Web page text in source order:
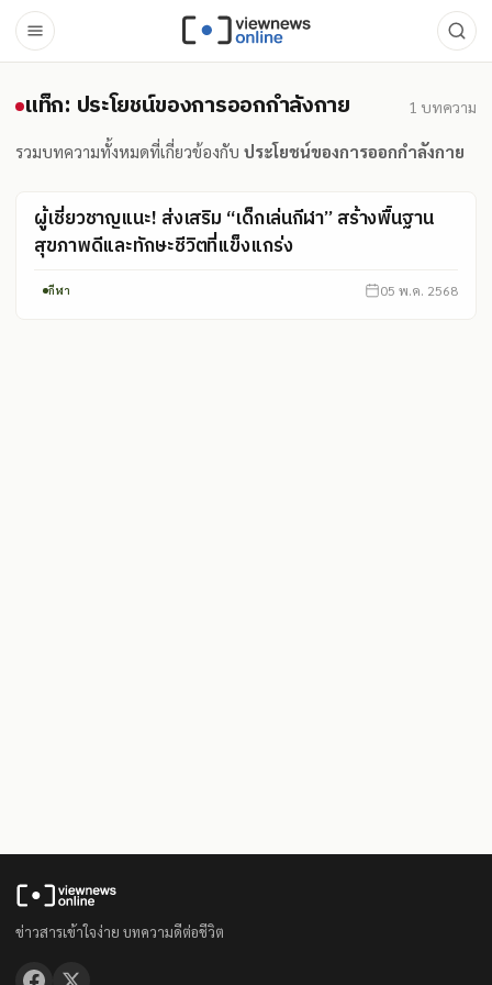
แท็ก: ประโยชน์ของการออกกำลั
แท็ก: ประโยชน์ของการออกกำลังกาย 1 บทความ
รวมบทความทั้งหมดที่เกี่ยวข้องกับ ประโยชน์ของการออกกำลังกาย
ผู้เชี่ยวชาญแนะ! ส่งเสริม “เด็กเล่นกีฬา” สร้างพื้นฐาน
สุขภาพดีและทักษะชีวิตที่แข็งแกร่ง
กีฬา 05 พ.ค. 2568
ข่าวสารเข้าใจง่าย บทความดีต่อชีวิต